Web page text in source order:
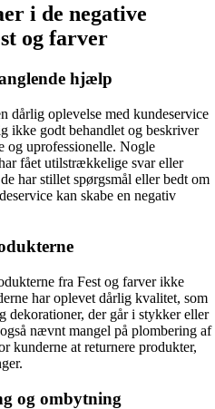
i de negative
og farver
hjælp
dårlig oplevelse med kundeservice
ikke godt behandlet og beskriver
og uprofessionelle. Nogle
fået utilstrækkelige svar eller
har stillet spørgsmål eller bedt om
kan skabe en negativ
fra Fest og farver ikke
har oplevet dårlig kvalitet, som
dekorationer, der går i stykker eller
nævnt mangel på plombering af
kunderne at returnere produkter,
og ombytning